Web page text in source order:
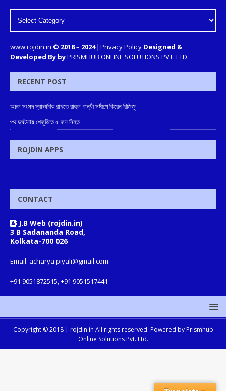
www.rojdin.in © 2018– 2024| Privacy Policy Designed &
Developed By byPRISMHUB ONLINE SOLUTIONS PVT. LTD.
RECENT POST
অচল সংসদ স্বাভাবিক রাখতে রাহুল গান্ধী সমীপে কিরেন রিজিজু
পথ দুর্ঘটনায় খেজুরিতে ৫ জন নিহত
ROJDIN APPS
CONTACT
J.B Web (rojdin.in)
3 B Sadananda Road,
Kolkata-700 026
Email: acharya.piyali@gmail.com
+91 9051872515, +91 9051517441
Copyright © 2018 | rojdin.in All rights reserved. Powered by Prismhub
Online Solutions Pvt. Ltd.